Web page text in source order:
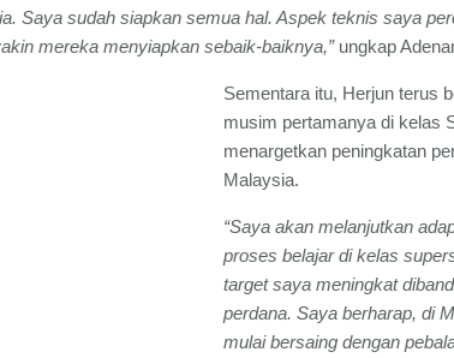
Saya sudah siapkan semua hal. Aspek teknis saya
mereka menyiapkan sebaik-baiknya,”ungkap
Sementara itu, Herjun terus
musim pertamanya di kelas
menargetkan peningkatan
Malaysia.
“Saya akan melanjutkan
proses belajar di kelas
target saya meningkat
perdana. Saya berharap, di
mulai bersaing dengan